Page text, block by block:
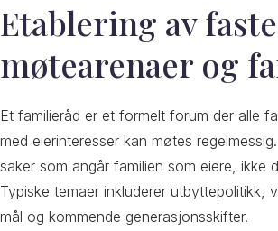
Etablering av faste
møtearenaer og
Et familieråd er et formelt forum der alle
med eierinteresser kan møtes
saker som angår familien som eiere, ikke
Typiske temaer inkluderer utbyttepolitikk,
mål og kommende generasjonsskifter.